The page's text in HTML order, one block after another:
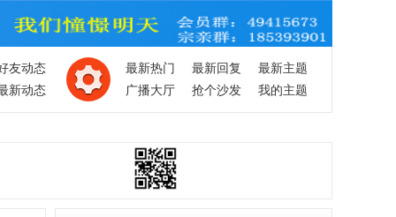
友动态
新动态
最新热门 最新回复
最新主题
广播大厅
抢个沙发 我的主题